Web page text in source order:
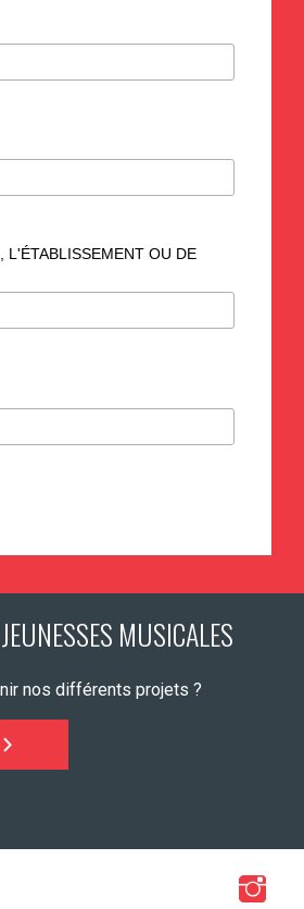
L'ÉTABLISSEMENT OU DE
MUSICALES
nos différents projets ?